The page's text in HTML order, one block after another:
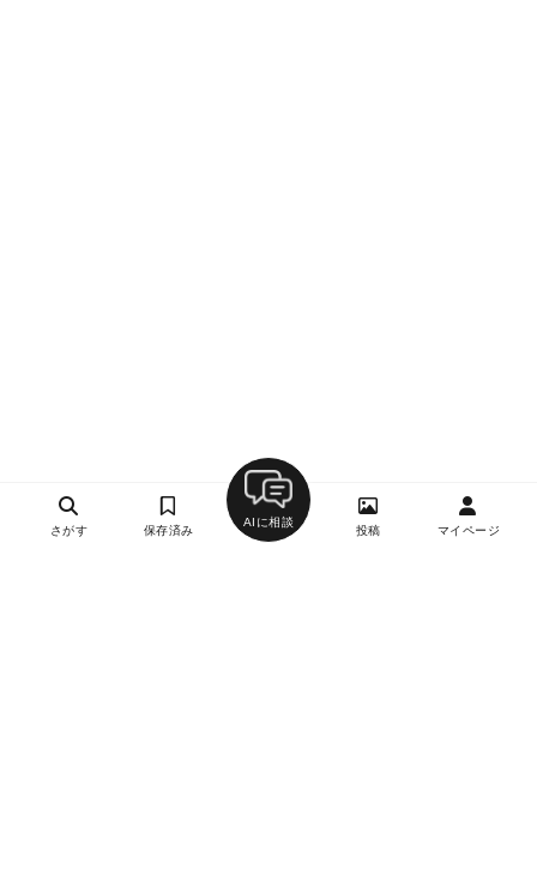
さがす 保存済み
AIに相談
投稿 マイページ